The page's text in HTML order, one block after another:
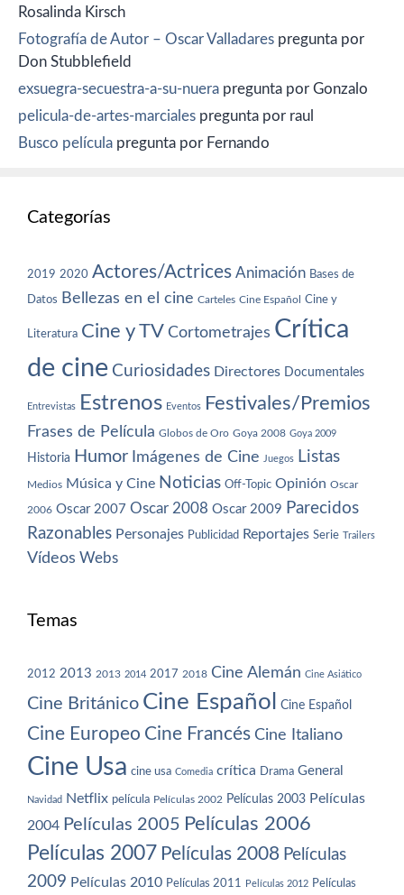
Rosalinda Kirsch
Fotografía de Autor – Oscar Valladares pregunta por
Don Stubblefield
exsuegra-secuestra-a-su-nuera pregunta por Gonzalo
pelicula-de-artes-marciales pregunta por raul
Busco película pregunta por Fernando
Categorías
2019 2020 Actores/Actrices Animación Bases de
Datos Bellezas en el cine Carteles Cine Español Cine y
Literatura Cine y TV Cortometrajes Crítica
de cine Curiosidades Directores Documentales
Entrevistas Estrenos Eventos Festivales/Premios
Frases de Película Globos de Oro Goya 2008 Goya 2009
Historia Humor Imágenes de Cine Juegos Listas
Medios Música y Cine Noticias Off-Topic Opinión Oscar
2006 Oscar 2007 Oscar 2008 Oscar 2009 Parecidos
Razonables Personajes Publicidad Reportajes Serie Trailers
Vídeos Webs
Temas
2012 2013 2013 2014 2017 2018 Cine Alemán Cine Asiático
Cine Británico Cine Español Cine Español
Cine Europeo Cine Francés Cine Italiano
Cine Usa cine usa Comedia crítica Drama General
Navidad Netflix película Películas 2002 Películas 2003 Películas
2004 Películas 2005 Películas 2006
Películas 2007 Películas 2008 Películas
2009 Películas 2010 Películas 2011 Películas 2012 Películas